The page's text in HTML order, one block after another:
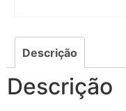
Descrição
Descrição